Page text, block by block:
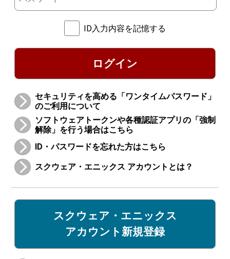
ID入力内容を記憶する
ログイン
セキュリティを高める「ワンタイムパスワード」
のご利用について
ソフトウェアトークンや各種認証アプリの「強制
解除」を行う場合はこちら
ID・パスワードを忘れた方はこちら
スクウェア・エニックス アカウントとは？
スクウェア・エニックス
アカウント新規登録